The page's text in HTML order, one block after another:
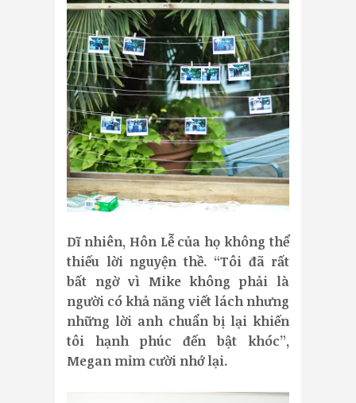
Dĩ nhiên, Hôn Lễ của họ không thể
thiếu lời nguyện thề. “Tôi đã rất
bất ngờ vì Mike không phải là
người có khả năng viết lách nhưng
những lời anh chuẩn bị lại khiến
tôi hạnh phúc đến bật khóc”,
Megan mỉm cười nhớ lại.